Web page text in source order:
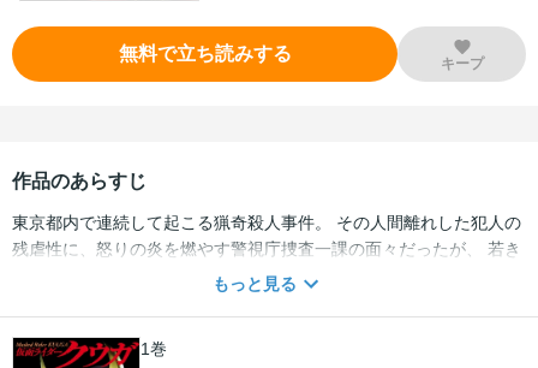
無料で立ち読みする キープ
作品のあらすじ
東京都内で連続して起こる猟奇殺人事件。 その人間離れした犯人の
残虐性に、怒りの炎を燃やす警視庁捜査一課の面々だったが、 若き
エリート刑事・一条薫は、冷静に物事をみつめる「正眼の構え」
性」の介在しない、ある「生物」の存在だった――――。 「平成仮
もっと見る
1巻